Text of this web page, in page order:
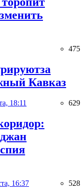
475
Кавказ
18:11 629
16:37 528